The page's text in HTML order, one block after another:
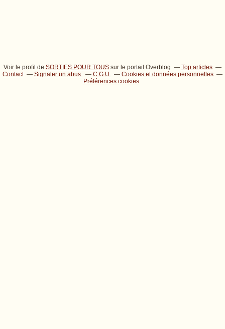
Voir le profil de SORTIES POUR TOUS sur le portail Overblog
Top articles
Contact
Signaler un abus C.G.U.
Cookies et données personnelles
Préférences cookies